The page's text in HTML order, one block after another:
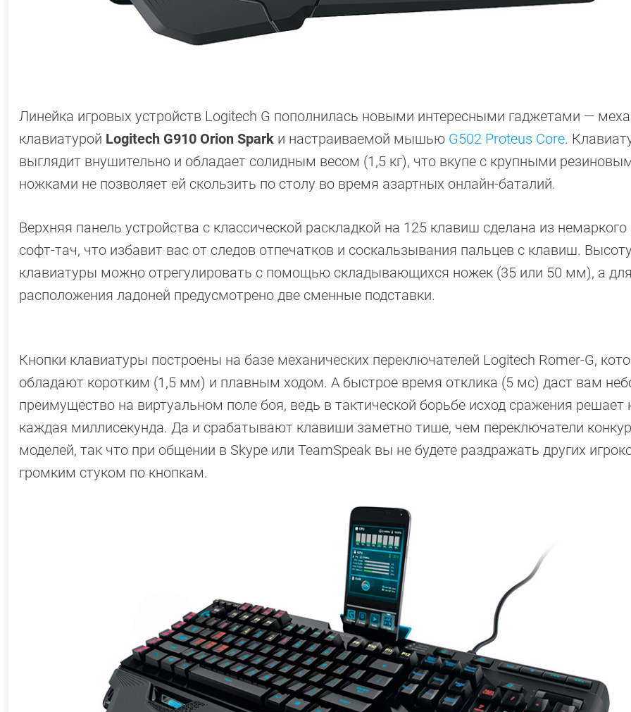
Линейка игровых устройств Logitech G пополнилась новыми интересными гаджетами —
клавиатурой Logitech G910 Orion Spark и настраиваемой мышью G502 Proteus Core.
выглядит внушительно и обладает солидным весом (1,5 кг), что вкупе с крупными
ножками не позволяет ей скользить по столу во время азартных онлайн-баталий.
Верхняя панель устройства с классической раскладкой на 125 клавиш сделана из
софт-тач, что избавит вас от следов отпечатков и соскальзывания пальцев с клавиш.
клавиатуры можно отрегулировать с помощью складывающихся ножек (35 или 50 мм), а
расположения ладоней предусмотрено две сменные подставки.
Кнопки клавиатуры построены на базе механических переключателей Logi­tech Romer-G,
обладают коротким (1,5 мм) и плавным ходом. А быстрое время отклика (5 мс) даст вам
преимущество на виртуальном поле боя, ведь в тактической борьбе исход сражения решает
каждая миллисекунда. Да и срабатывают клавиши заметно тише, чем переключатели
моделей, так что при общении в Skype или TeamSpeak вы не будете раздражать других
громким стуком по кнопкам.